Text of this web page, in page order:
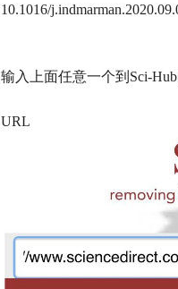
10.1016/
输入上面任意一个到Sci-
URL